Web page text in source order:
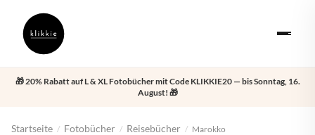
🎁 20% Rabatt auf L & XL Fotobücher mit Code KLIKKIE20 — bis Sonntag, 16.
August! 🎁
Startseite / Fotobücher / Reisebücher / Marokko